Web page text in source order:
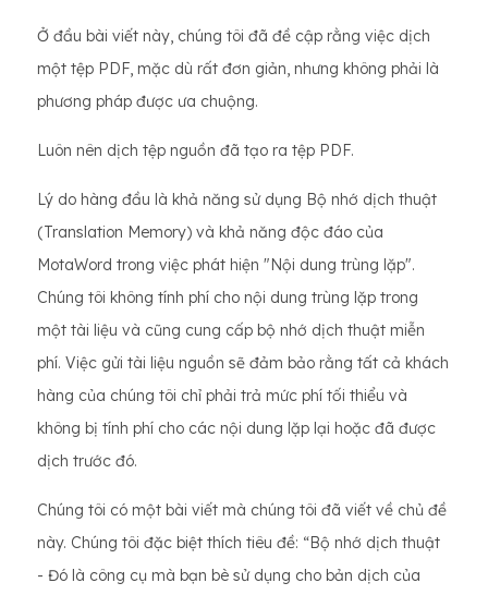
Ở đầu bài viết này, chúng tôi đã đề cập rằng việc dịch
một tệp PDF, mặc dù rất đơn giản, nhưng không phải là
phương pháp được ưa chuộng.
Luôn nên dịch tệp nguồn đã tạo ra tệp PDF.
Lý do hàng đầu là khả năng sử dụng Bộ nhớ dịch thuật
(Translation Memory) và khả năng độc đáo của
MotaWord trong việc phát hiện "Nội dung trùng lặp".
Chúng tôi không tính phí cho nội dung trùng lặp trong
một tài liệu và cũng cung cấp bộ nhớ dịch thuật miễn
phí. Việc gửi tài liệu nguồn sẽ đảm bảo rằng tất cả khách
hàng của chúng tôi chỉ phải trả mức phí tối thiểu và
không bị tính phí cho các nội dung lặp lại hoặc đã được
dịch trước đó.
Chúng tôi có một bài viết mà chúng tôi đã viết về chủ đề
này. Chúng tôi đặc biệt thích tiêu đề: “Bộ nhớ dịch thuật
- Đó là công cụ mà bạn bè sử dụng cho bản dịch của